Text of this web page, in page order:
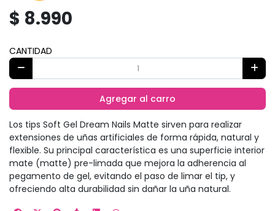
$ 8.990
CANTIDAD
Agregar al carro
Los tips Soft Gel Dream Nails Matte sirven para realizar
extensiones de uñas artificiales de forma rápida, natural y
flexible. Su principal característica es una superficie interior
mate (matte) pre-limada que mejora la adherencia al
pegamento de gel, evitando el paso de limar el tip, y
ofreciendo alta durabilidad sin dañar la uña natural.